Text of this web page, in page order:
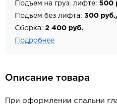
Подъем на груз. лифте: 500
Подъем без лифта: 300
Сборка: 2 400 руб.
Подробнее
Описание товара
При оформлении спальни